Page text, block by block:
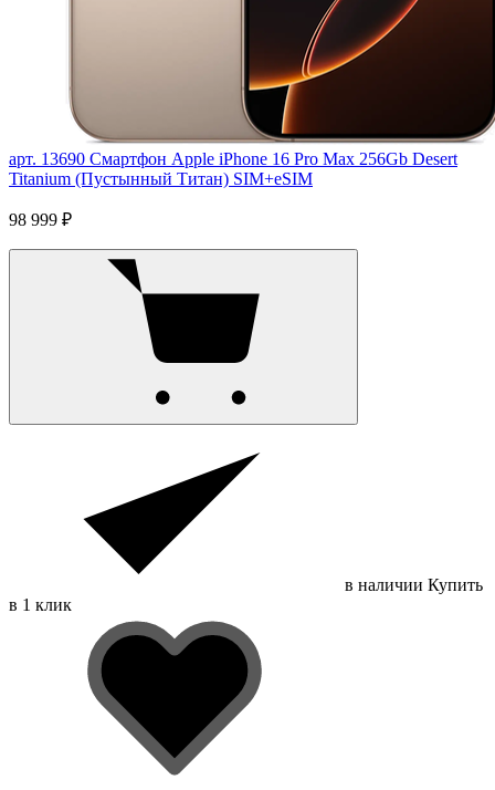
арт. 13690 Смартфон Apple iPhone 16 Pro Max 256Gb Desert
Titanium (Пустынный Титан) SIM+eSIM
98 999 ₽
в наличии Купить
в 1 клик